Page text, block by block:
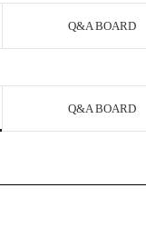
Q&A BOARD
Q&A BOARD